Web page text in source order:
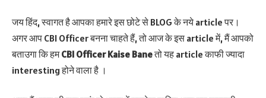
जय हिंद, स्वागत है आपका हमारे इस छोटे से BLOG के नये article पर।
अगर आप CBI Officer बनना चाहते हैं, तो आज के इस article में, मैं आपको
बताउगा कि हमCBI Officer Kaise Baneतो यह article काफी ज्यादा
interesting होने वाला है ।